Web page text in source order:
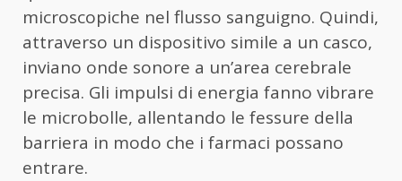
microscopiche nel flusso sanguigno. Quindi,
attraverso un dispositivo simile a un casco,
inviano onde sonore a un’area cerebrale
precisa. Gli impulsi di energia fanno vibrare
le microbolle, allentando le fessure della
barriera in modo che i farmaci possano
entrare.